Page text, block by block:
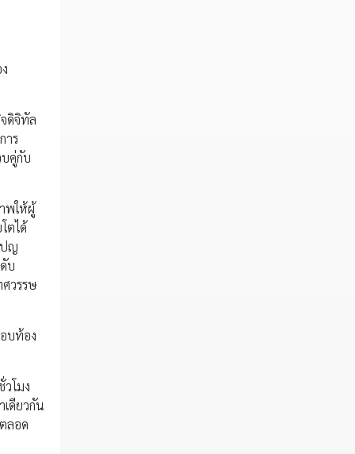
ดิจิทัล
าร
คู่กับ
พให้ผู้
ตได้
ปญ
บ
วรรษ
บท้อง
โมง
เดียวกัน
ลอด